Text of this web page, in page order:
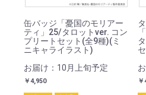
缶バッジ「憂国のモリアー
ティ」25/タロットver. コン
プリートセット(全9種)(ミ
ニキャライラスト)
お届け：10月上旬予定
￥4,950